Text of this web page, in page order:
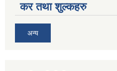
कर तथा शुल्कहरु
अन्य